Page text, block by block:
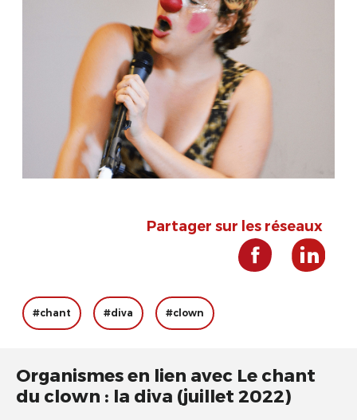
Partager sur les réseaux
#chant #diva #clown
Organismes en lien avec Le chant
du clown : la diva (juillet 2022)